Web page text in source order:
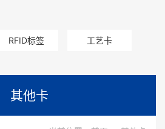
RFID标签 工艺卡
其他卡